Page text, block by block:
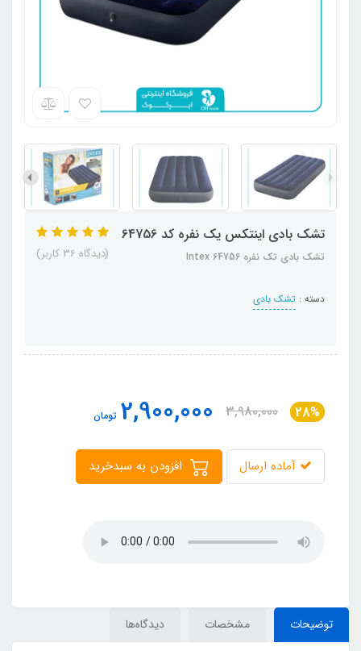
تشک بادی اینتکس یک نفره کد 64756
تشک بادی تک نفره Intex 64756
دسته : تشک بادی
(دیدگاه 36 کاربر)
28%
3,980,000
2,900,000 تومان
آماده ارسال
توضیحات مشخصات دیدگاه‌ها